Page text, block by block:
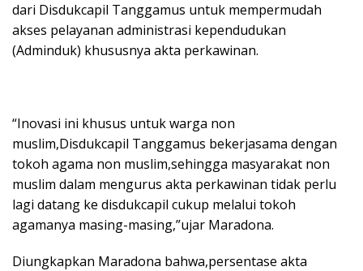
dari Disdukcapil Tanggamus untuk mempermudah
akses pelayanan administrasi kependudukan
(Adminduk) khususnya akta perkawinan.
“Inovasi ini khusus untuk warga non
muslim,Disdukcapil Tanggamus bekerjasama dengan
tokoh agama non muslim,sehingga masyarakat non
muslim dalam mengurus akta perkawinan tidak perlu
lagi datang ke disdukcapil cukup melalui tokoh
agamanya masing-masing,”ujar Maradona.
Diungkapkan Maradona bahwa,persentase akta